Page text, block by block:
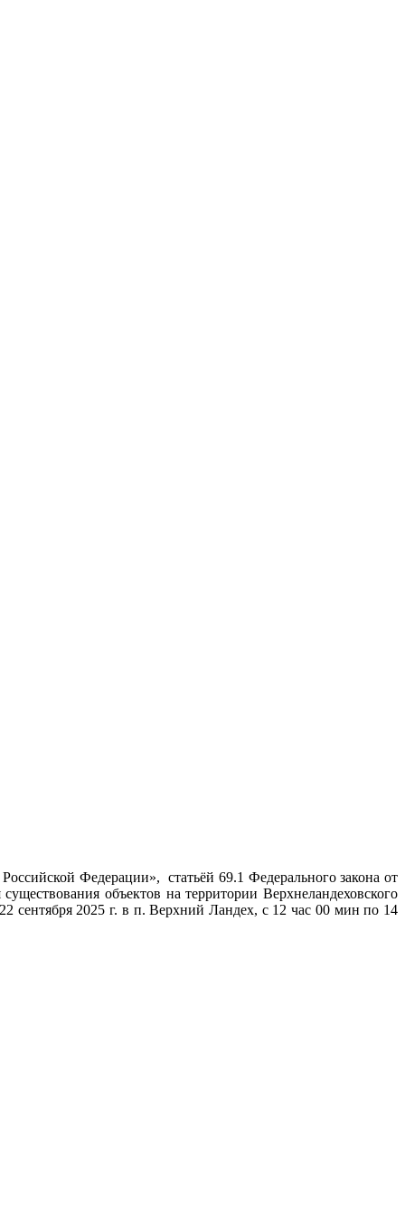
Федерации», статьёй 69.1 Федерального закона от
объектов на территории Верхнеландеховского
сентября 2025 г. в п. Верхний Ландех, с 12 час 00 мин по 14